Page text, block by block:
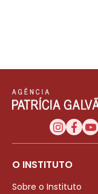
O INSTITUTO
Sobre o Instituto